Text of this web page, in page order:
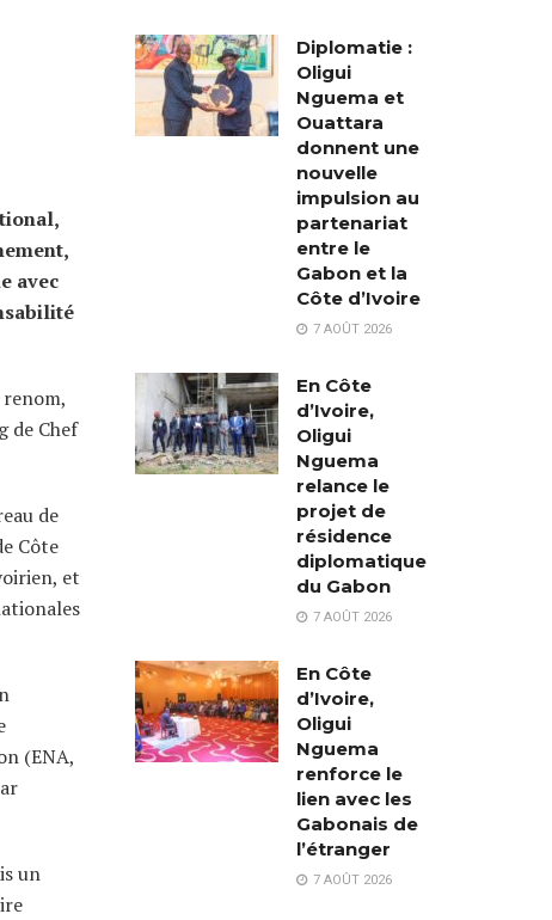
avec
de Chef
de
Côte
et
(ENA,
un
Diplomatie :
Oligui
Nguema et
Ouattara
donnent une
nouvelle
impulsion au
partenariat
entre le
Gabon et la
Côte d’Ivoire
7 AOÛT 2026
En Côte
d’Ivoire,
Oligui
Nguema
relance le
projet de
résidence
diplomatique
du Gabon
7 AOÛT 2026
En Côte
d’Ivoire,
Oligui
Nguema
renforce le
lien avec les
Gabonais de
l’étranger
7 AOÛT 2026